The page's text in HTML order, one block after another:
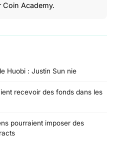
Coin Academy.
Huobi : Justin Sun nie
recevoir des fonds dans les
pourraient imposer des